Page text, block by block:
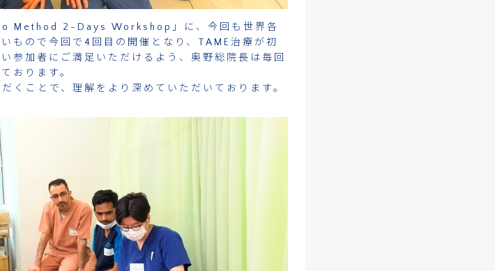
Method 2-Days Workshop」に、今回も世界各
もので今回で4回目の開催となり、TAME治療が初
参加者にご満足いただけるよう、奥野総院長は毎回
おります。
くことで、理解をより深めていただいております。